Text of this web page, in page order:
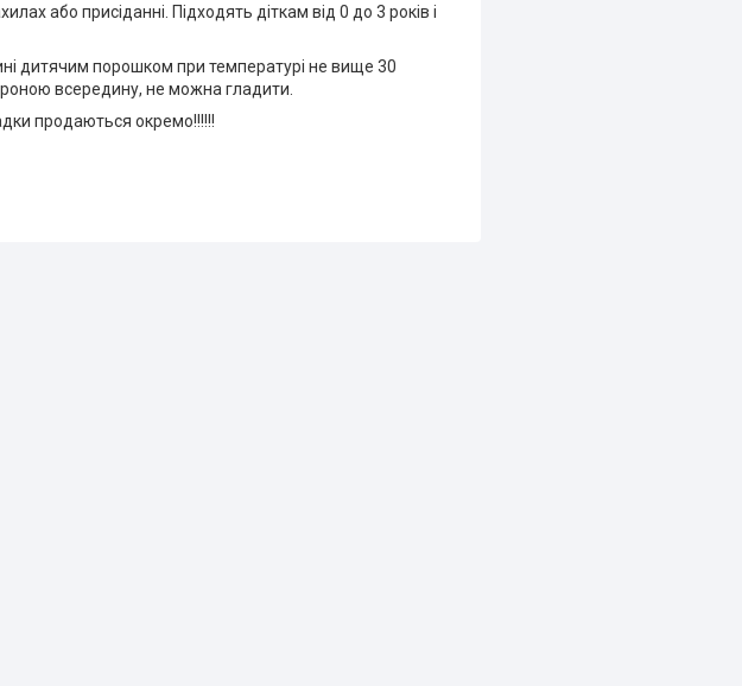
або присіданні. Підходять діткам від 0 до 3 років і
дитячим порошком при температурі не вище 30
всередину, не можна гладити.
продаються окремо!!!!!!